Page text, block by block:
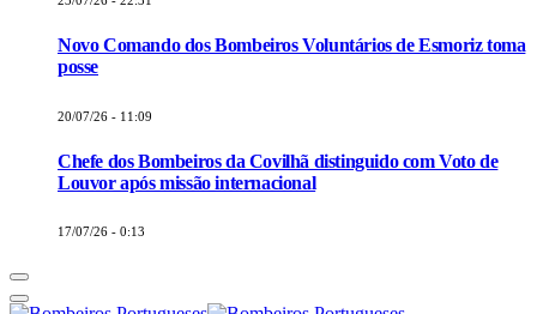
Novo Comando dos Bombeiros Voluntários de Esmoriz toma
posse
20/07/26 - 11:09
Chefe dos Bombeiros da Covilhã distinguido com Voto de
Louvor após missão internacional
17/07/26 - 0:13